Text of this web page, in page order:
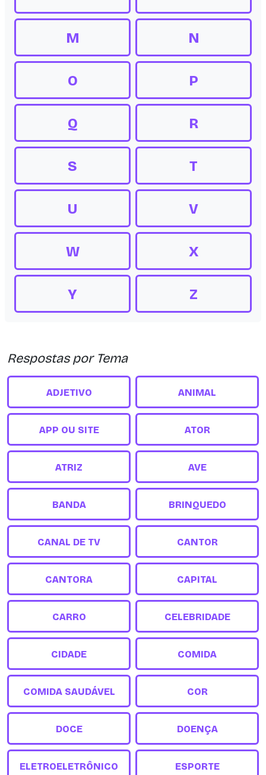
M N
O P
Q R
S T
U V
W X
Y Z
Respostas por Tema
ADJETIVO ANIMAL
APP OU SITE ATOR
ATRIZ AVE
BANDA BRINQUEDO
CANAL DE TV CANTOR
CANTORA CAPITAL
CARRO CELEBRIDADE
CIDADE COMIDA
COMIDA SAUDÁVEL COR
DOCE DOENÇA
ELETROELETRÔNICO ESPORTE